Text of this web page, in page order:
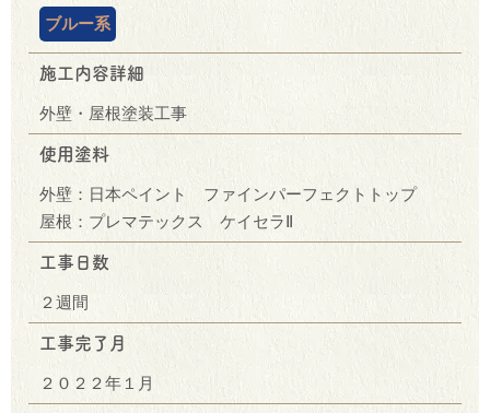
ブルー系
施工内容詳細
外壁・屋根塗装工事
使用塗料
外壁：日本ペイント ファインパーフェクトトップ
屋根：プレマテックス ケイセラⅡ
工事日数
２週間
工事完了月
２０２２年１月